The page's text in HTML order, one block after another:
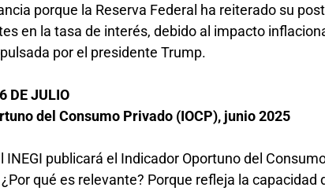
porque la Reserva Federal ha reiterado su
en la tasa de interés, debido al impacto
por el presidente Trump.
DE JULIO
del Consumo Privado (IOCP), junio 2025
INEGI publicará el Indicador Oportuno del
qué es relevante? Porque refleja la